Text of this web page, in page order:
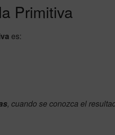
Primitiva
es:
, cuando se conozca el